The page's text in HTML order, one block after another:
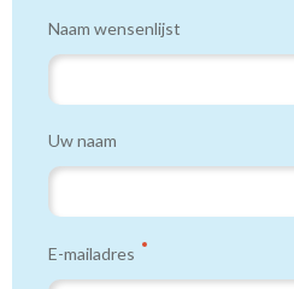
Naam wensenlijst
Uw naam
E-mailadres